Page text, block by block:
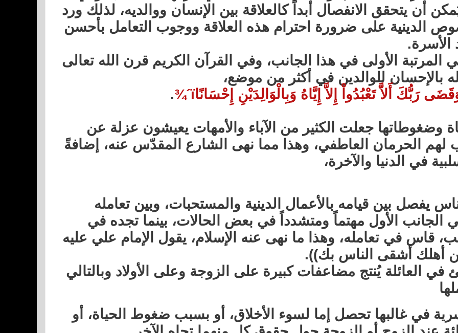
أن يتحقق الانفصال أبداً كالعلاقة بين الإنسان ووالديه، لذلك ورد
الدينية على ضرورة احترام هذه العلاقة ووجوب التعامل بأحسن
الأسرة.
المرتبة الأولى في هذا الجانب، وفي القرآن الكريم قرن الله تعالى
بالإحسان للوالدين في أكثر من موضع،
.
وضغوطاتها جعلت الكثير من الآباء والأمهات يعيشون عزلة عن
لهم الحرمان العاطفي، وهذا مما نهى الشارع المقدّس عنه، إضافةً
في الدنيا والآخرة،
يفصل بين قيامه بالأعمال الدينية والمستحبات، وبين تعامله
الجانب الأول مهتماً ومتشدداً في بعض الحالات، بينما تجده في
قاس في تعامله، وهذا ما نهى عنه الإسلام، يقول الإمام علي عليه
أهلك أشقى الناس بك)).
في العائلة يُنتج مضاعفات كبيرة على الزوجة وعلى الأولاد وبالتالي
في غالبها تحصل إما لسوء الأخلاق، أو بسبب ضغوط الحياة، أو